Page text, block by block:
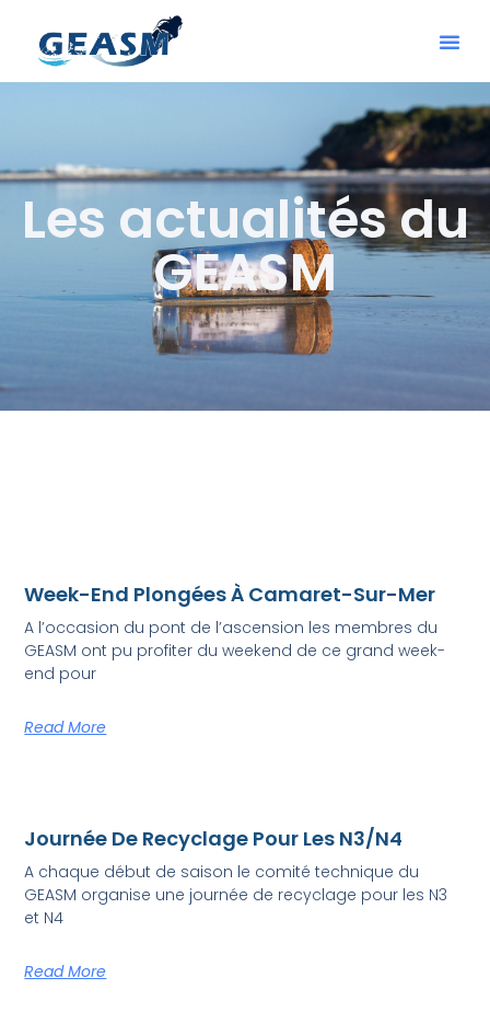
Les actualités du
GEASM
Week-End Plongées À Camaret-Sur-Mer
A l’occasion du pont de l’ascension les membres du
GEASM ont pu profiter du weekend de ce grand week-
end pour
Read More
Journée De Recyclage Pour Les N3/N4
A chaque début de saison le comité technique du
GEASM organise une journée de recyclage pour les N3
et N4
Read More